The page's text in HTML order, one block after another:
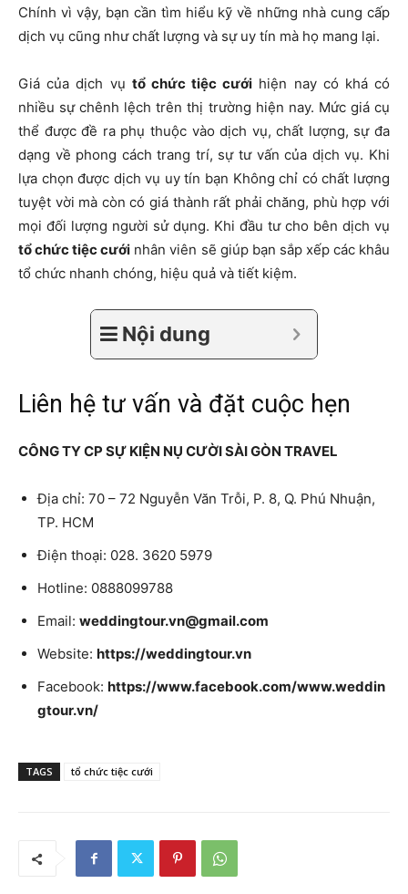
Chính vì vậy, bạn cần tìm hiểu kỹ về những nhà cung cấp
dịch vụ cũng như chất lượng và sự uy tín mà họ mang lại.
Giá của dịch vụ tổ chức tiệc cưới hiện nay có khá có
nhiều sự chênh lệch trên thị trường hiện nay. Mức giá cụ
thể được đề ra phụ thuộc vào dịch vụ, chất lượng, sự đa
dạng về phong cách trang trí, sự tư vấn của dịch vụ. Khi
lựa chọn được dịch vụ uy tín bạn Không chỉ có chất lượng
tuyệt vời mà còn có giá thành rất phải chăng, phù hợp với
mọi đối lượng người sử dụng. Khi đầu tư cho bên dịch vụ
tổ chức tiệc cưới nhân viên sẽ giúp bạn sắp xếp các khâu
tổ chức nhanh chóng, hiệu quả và tiết kiệm.
Nội dung
Liên hệ tư vấn và đặt cuộc hẹn
CÔNG TY CP SỰ KIỆN NỤ CƯỜI SÀI GÒN TRAVEL
Địa chỉ: 70 – 72 Nguyễn Văn Trỗi, P. 8, Q. Phú Nhuận,
TP. HCM
Điện thoại: 028. 3620 5979
Hotline: 0888099788
Email: weddingtour.vn@gmail.com
Website: https://weddingtour.vn
Facebook: https://www.facebook.com/www.weddin
gtour.vn/
TAGS tổ chức tiệc cưới